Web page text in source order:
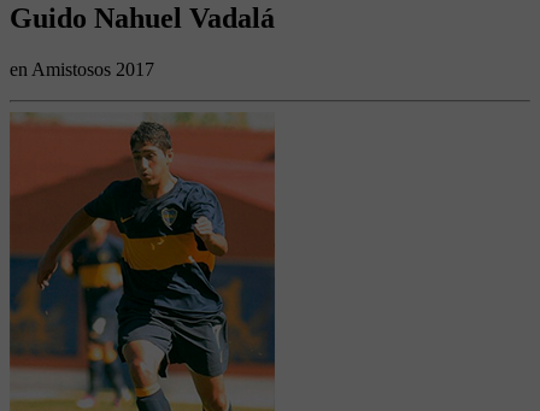
Guido Nahuel Vadalá
en Amistosos 2017